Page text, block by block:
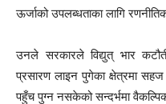
ऊर्जाको उपलब्धताका लागि
उनले सरकारले विद्युत् भार
प्रसारण लाइन पुगेका क्षेत्रमा
पहुँच पुग्न नसकेको सन्दर्भमा